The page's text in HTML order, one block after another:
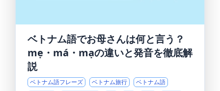
ベトナム語でお母さんは何と言う？
mẹ・má・mạの違いと発音を徹底解
説
ベトナム語フレーズ ベトナム旅行
ベトナム語